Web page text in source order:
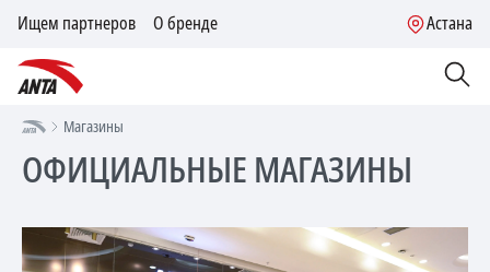
Ищем партнеров О бренде Астана
Магазины
ОФИЦИАЛЬНЫЕ МАГАЗИНЫ